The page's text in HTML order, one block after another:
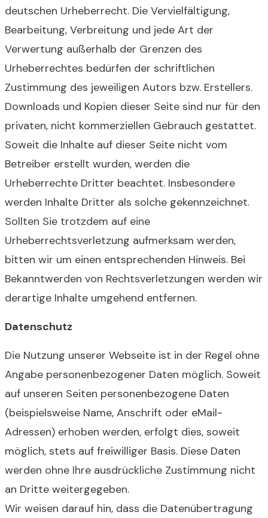
deutschen Urheberrecht. Die Vervielfältigung,
Bearbeitung, Verbreitung und jede Art der
Verwertung außerhalb der Grenzen des
Urheberrechtes bedürfen der schriftlichen
Zustimmung des jeweiligen Autors bzw. Erstellers.
Downloads und Kopien dieser Seite sind nur für den
privaten, nicht kommerziellen Gebrauch gestattet.
Soweit die Inhalte auf dieser Seite nicht vom
Betreiber erstellt wurden, werden die
Urheberrechte Dritter beachtet. Insbesondere
werden Inhalte Dritter als solche gekennzeichnet.
Sollten Sie trotzdem auf eine
Urheberrechtsverletzung aufmerksam werden,
bitten wir um einen entsprechenden Hinweis. Bei
Bekanntwerden von Rechtsverletzungen werden wir
derartige Inhalte umgehend entfernen.
Datenschutz
Die Nutzung unserer Webseite ist in der Regel ohne
Angabe personenbezogener Daten möglich. Soweit
auf unseren Seiten personenbezogene Daten
(beispielsweise Name, Anschrift oder eMail-
Adressen) erhoben werden, erfolgt dies, soweit
möglich, stets auf freiwilliger Basis. Diese Daten
werden ohne Ihre ausdrückliche Zustimmung nicht
an Dritte weitergegeben.
Wir weisen darauf hin, dass die Datenübertragung